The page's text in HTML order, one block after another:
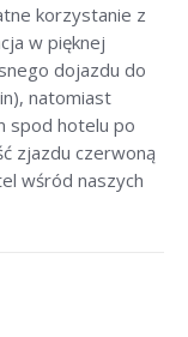
korzystanie z
w pięknej
dojazdu do
natomiast
spod hotelu po
zjazdu czerwoną
wśród naszych